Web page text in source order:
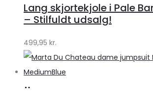
Klædeskabet.dk
Lang skjortekjole i Pale
– Stilfuldt udsalg!
499,95 kr.